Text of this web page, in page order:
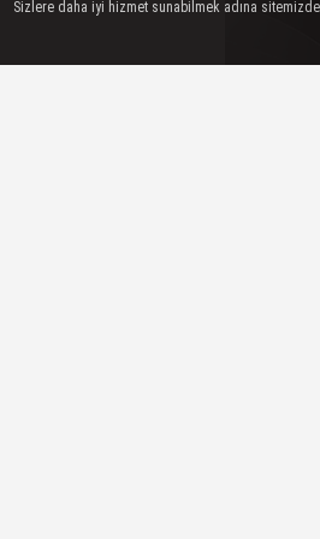
Sizlere daha iyi hizmet sunabilmek adına